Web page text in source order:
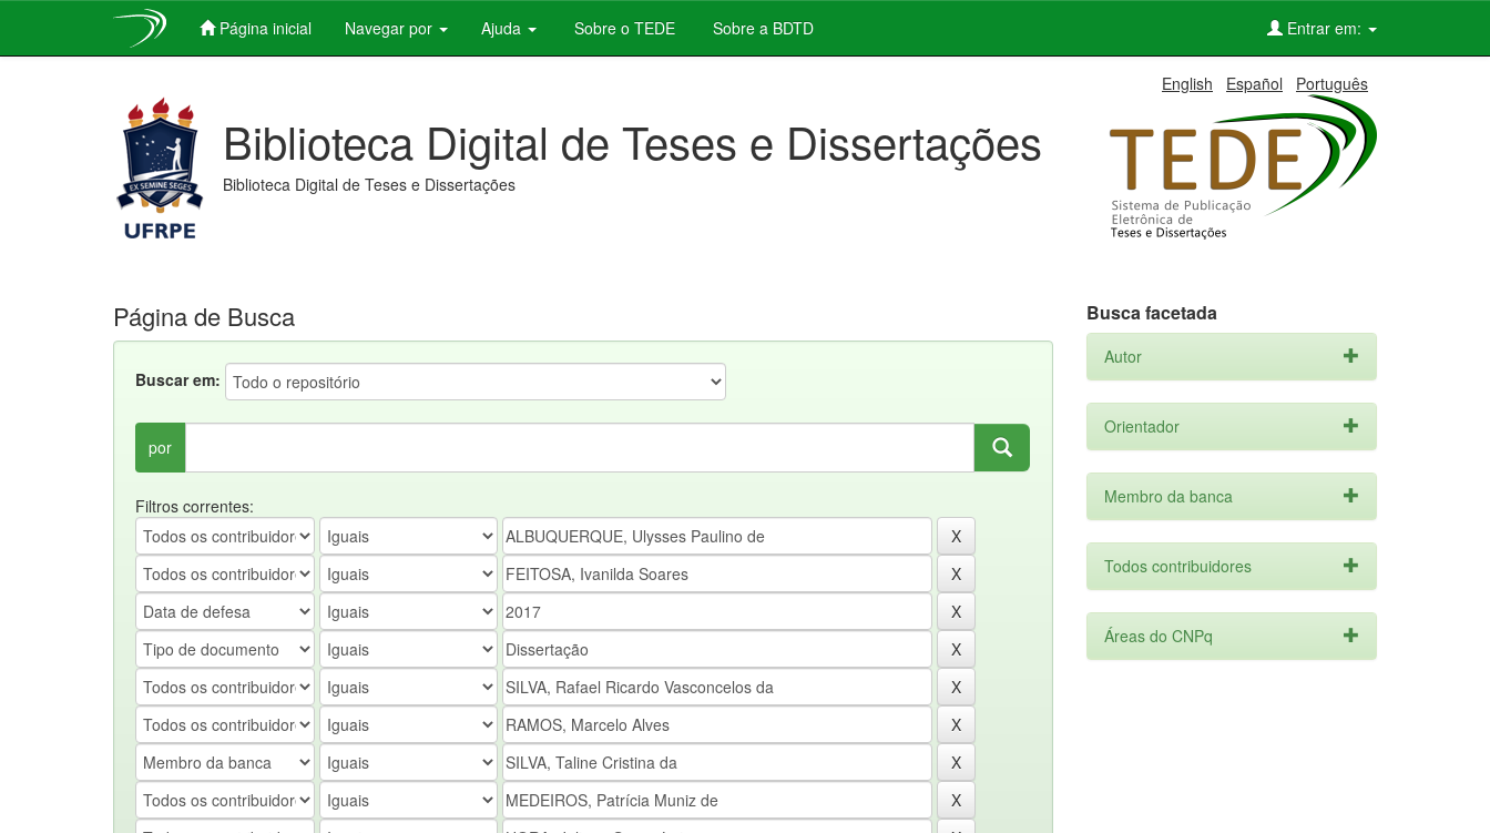
Página inicial Navegar por Ajuda Sobre o TEDE Sobre a BDTD Entrar em:
English Español Português
Biblioteca Digital de Teses e Dissertações
Biblioteca Digital de Teses e Dissertações
Página de Busca
Buscar em:
por
Filtros correntes:
Busca facetada
Autor
Orientador
Membro da banca
Todos contribuidores
Áreas do CNPq